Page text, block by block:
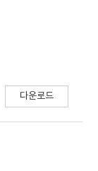
heat
the
g/cm3
× 10-
shifted
BFS,
다운로드